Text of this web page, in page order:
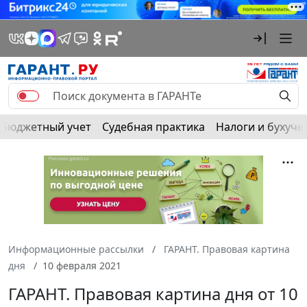
Бюджетный учет Судебная практика Налоги и
Информационные рассылки
ГАРАНТ. Правовая картина
дня
10 февраля 2021
ГАРАНТ. Правовая картина дня от 10